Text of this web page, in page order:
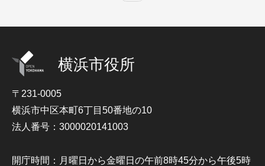
横浜市役所
〒231-0005
横浜市中区本町6丁目50番地の10
法人番号：3000020141003
開庁時間：月曜日から金曜日の午前8時45分から午後5時